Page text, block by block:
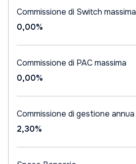
Commissione di Switch massima
0,00%
Commissione di PAC massima
0,00%
Commissione di gestione annua
2,30%